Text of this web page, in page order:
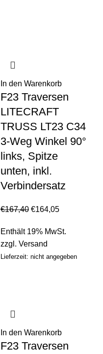
In den Warenkorb
F23 Traversen
LITECRAFT
TRUSS LT23 C34
3-Weg Winkel 90°
links, Spitze
unten, inkl.
Verbindersatz
€167,40 €164,05
Enthält 19% MwSt.
zzgl. Versand
Lieferzeit: nicht angegeben
In den Warenkorb
F23 Traversen